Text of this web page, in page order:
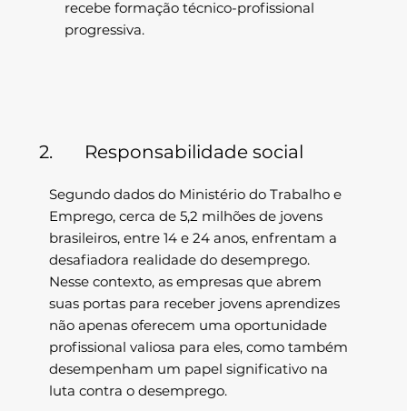
recebe formação técnico-profissional
progressiva.
2. Responsabilidade social
Segundo dados do Ministério do Trabalho e
Emprego, cerca de 5,2 milhões de jovens
brasileiros, entre 14 e 24 anos, enfrentam a
desafiadora realidade do desemprego.
Nesse contexto, as empresas que abrem
suas portas para receber jovens aprendizes
não apenas oferecem uma oportunidade
profissional valiosa para eles, como também
desempenham um papel significativo na
luta contra o desemprego.